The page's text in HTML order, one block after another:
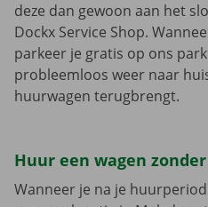
deze dan gewoon aan het
Dockx Service Shop.
parkeer je gratis op ons
probleemloos weer naar
huurwagen terugbrengt.
Huur een wagen
Wanneer je na je